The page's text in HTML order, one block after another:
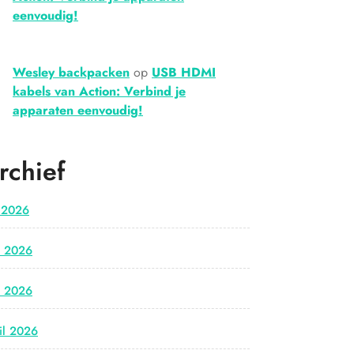
eenvoudig!
Wesley backpacken op USB HDMI
kabels van Action: Verbind je
apparaten eenvoudig!
2026
2026
2026